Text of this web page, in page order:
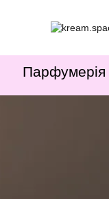
Парфумерія